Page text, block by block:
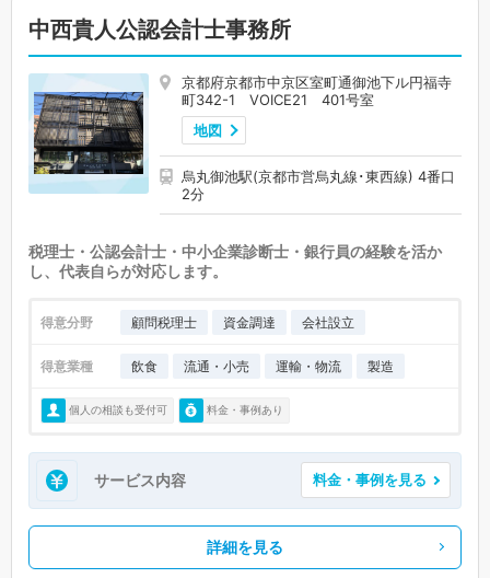
中西貴人公認会計士事務所
京都府京都市中京区室町通御池下ル円福寺
町342-1 VOICE21 401号室
地図
烏丸御池駅(京都市営烏丸線･東西線) 4番口
2分
税理士・公認会計士・中小企業診断士・銀行員の経験を活か
し、代表自らが対応します。
得意分野 顧問税理士 資金調達 会社設立
得意業種 飲食 流通・小売 運輸・物流 製造
個人の相談も受付可 料金・事例あり
サービス内容 料金・事例を見る
詳細を見る